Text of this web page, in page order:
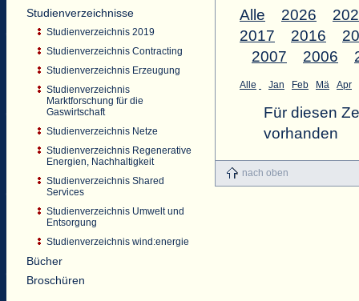
Studienverzeichnisse
Studienverzeichnis 2019
Studienverzeichnis Contracting
Studienverzeichnis Erzeugung
Studienverzeichnis
Marktforschung für die
Gaswirtschaft
Studienverzeichnis Netze
Studienverzeichnis Regenerative
Energien, Nachhaltigkeit
Studienverzeichnis Shared
Services
Studienverzeichnis Umwelt und
Entsorgung
Studienverzeichnis wind:energie
Bücher
Broschüren
Alle
2026
2017
2016
2007
2006
Alle Jan Feb Mä Apr
Für diesen
vorhanden
nach oben